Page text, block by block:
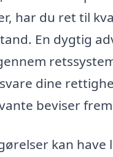
har du ret til
En dygtig
dine
beviser
kan have